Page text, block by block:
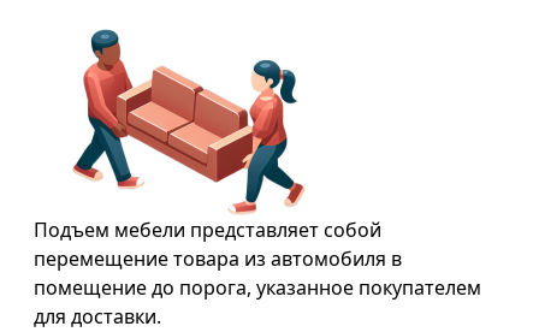
Подъем мебели представляет собой
перемещение товара из автомобиля в
помещение до порога, указанное покупателем
для доставки.